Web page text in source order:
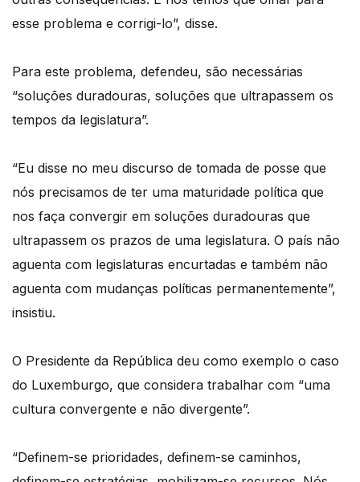
esse problema e corrigi-lo”, disse.
Para este problema, defendeu, são necessárias
“soluções duradouras, soluções que ultrapassem os
tempos da legislatura”.
“Eu disse no meu discurso de tomada de posse que
nós precisamos de ter uma maturidade política que
nos faça convergir em soluções duradouras que
ultrapassem os prazos de uma legislatura. O país não
aguenta com legislaturas encurtadas e também não
aguenta com mudanças políticas permanentemente”,
insistiu.
O Presidente da República deu como exemplo o caso
do Luxemburgo, que considera trabalhar com “uma
cultura convergente e não divergente”.
“Definem-se prioridades, definem-se caminhos,